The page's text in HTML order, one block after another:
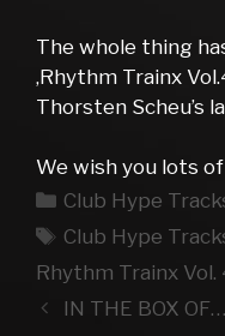
The whole thing
‚Rhythm Trainx
Thorsten Scheu’s
We wish you lots
Kategorien
Club Hype
Schlagwörter
Club Hype
Rhythm Trainx Vol.
IN THE BOX